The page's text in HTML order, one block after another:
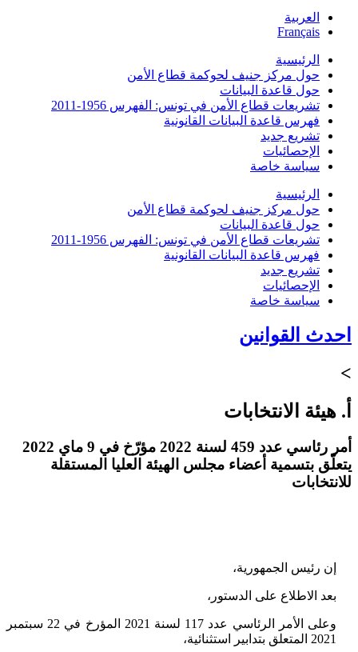
العربية
Français
الرئيسية
حول مركز جنيف لحوكمة قطاع الأمن
حول قاعدة البيانات
تشريعات قطاع الأمن في تونس: الفهرس 1956-2011
فهرس قاعدة البيانات القانونية
تشريع جديد
الإحصائيات
سياسة خاصة
الرئيسية
حول مركز جنيف لحوكمة قطاع الأمن
حول قاعدة البيانات
تشريعات قطاع الأمن في تونس: الفهرس 1956-2011
فهرس قاعدة البيانات القانونية
تشريع جديد
الإحصائيات
سياسة خاصة
احدث القوانين
>
أ. هيئة الانتخابات
أمر رئاسي عدد 459 لسنة 2022 مؤرّخ في 9 ماي 2022
يتعلّق بتسمية أعضاء مجلس الهيئة العليا المستقلة
للانتخابات
إن رئيس الجمهورية،
بعد الاطلاع على الدستور،
وعلى الأمر الرئاسي عدد 117 لسنة 2021 المؤرخ في 22 سبتمبر
2021 المتعلق بتدابير استثنائية،